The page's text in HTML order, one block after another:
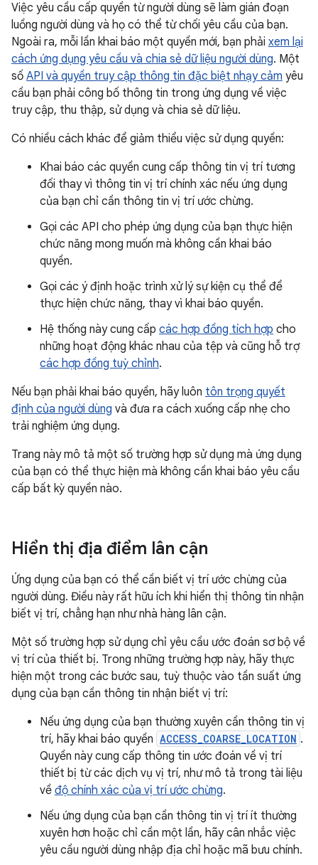
Việc yêu cầu cấp quyền từ người dùng sẽ làm gián đoạn
luồng người dùng và họ có thể từ chối yêu cầu của bạn.
Ngoài ra, mỗi lần khai báo một quyền mới, bạn phải xem lại
cách ứng dụng yêu cầu và chia sẻ dữ liệu người dùng. Một
số API và quyền truy cập thông tin đặc biệt nhạy cảm yêu
cầu bạn phải công bố thông tin trong ứng dụng về việc
truy cập, thu thập, sử dụng và chia sẻ dữ liệu.
Có nhiều cách khác để giảm thiểu việc sử dụng quyền:
Khai báo các quyền cung cấp thông tin vị trí tương
đối thay vì thông tin vị trí chính xác nếu ứng dụng
của bạn chỉ cần thông tin vị trí ước chừng.
Gọi các API cho phép ứng dụng của bạn thực hiện
chức năng mong muốn mà không cần khai báo
quyền.
Gọi các ý định hoặc trình xử lý sự kiện cụ thể để
thực hiện chức năng, thay vì khai báo quyền.
Hệ thống này cung cấp các hợp đồng tích hợp cho
những hoạt động khác nhau của tệp và cũng hỗ trợ
các hợp đồng tuỳ chỉnh.
Nếu bạn phải khai báo quyền, hãy luôn tôn trọng quyết
định của người dùng và đưa ra cách xuống cấp nhẹ cho
trải nghiệm ứng dụng.
Trang này mô tả một số trường hợp sử dụng mà ứng dụng
của bạn có thể thực hiện mà không cần khai báo yêu cầu
cấp bất kỳ quyền nào.
Hiển thị địa điểm lân cận
Ứng dụng của bạn có thể cần biết vị trí ước chừng của
người dùng. Điều này rất hữu ích khi hiển thị thông tin nhận
biết vị trí, chẳng hạn như nhà hàng lân cận.
Một số trường hợp sử dụng chỉ yêu cầu ước đoán sơ bộ về
vị trí của thiết bị. Trong những trường hợp này, hãy thực
hiện một trong các bước sau, tuỳ thuộc vào tần suất ứng
dụng của bạn cần thông tin nhận biết vị trí:
Nếu ứng dụng của bạn thường xuyên cần thông tin vị
trí, hãy khai báo quyền ACCESS_COARSE_LOCATION .
Quyền này cung cấp thông tin ước đoán về vị trí
thiết bị từ các dịch vụ vị trí, như mô tả trong tài liệu
về độ chính xác của vị trí ước chừng.
Nếu ứng dụng của bạn cần thông tin vị trí ít thường
xuyên hơn hoặc chỉ cần một lần, hãy cân nhắc việc
yêu cầu người dùng nhập địa chỉ hoặc mã bưu chính.